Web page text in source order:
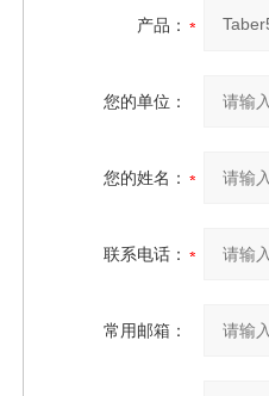
产品：
您的单位：
您的姓名：
联系电话：
常用邮箱：